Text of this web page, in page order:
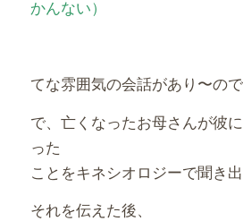
かんない）
てな雰囲気の会話があり〜ので
で、亡くなったお母さんが彼
った
ことをキネシオロジーで聞き出
それを伝えた後、